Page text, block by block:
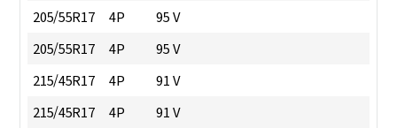
205/55R17
4P
95 V
205/55R17
4P
95 V
215/45R17
4P
91 V
215/45R17
4P
91 V